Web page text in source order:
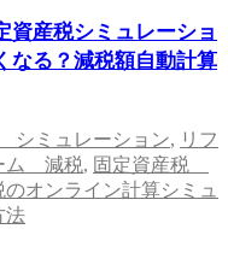
資産税シミュレーショ
なる？減税額自動計算
シミュレーション, リフ
ム 減税, 固定資産税
のオンライン計算シミュ
法